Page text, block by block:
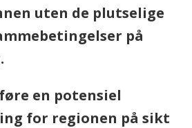
uten de plutselige
på
en potensiel
for regionen på sikt